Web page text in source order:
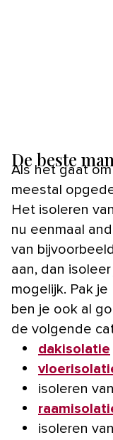
De beste
Als het gaat om isoleren, wordt een huis
meestal
Het isoleren
nu eenmaal
van
aan, dan
mogelijk. Pak
ben je ook al
de volgende
dakisolatie
isoleren
isoleren